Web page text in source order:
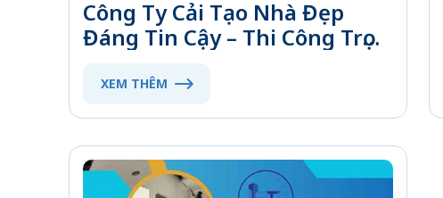
Công Ty Cải Tạo Nhà Đẹp
Đáng Tin Cậy – Thi Công Trọn
XEM THÊM